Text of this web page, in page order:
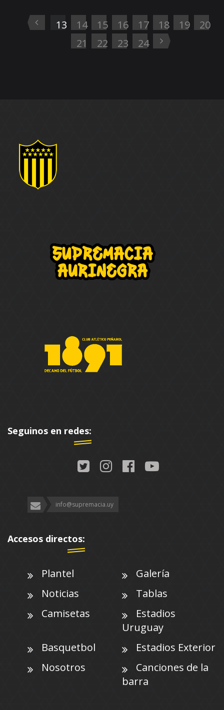
13 14 15 16 17 18 19
20
21
22 23 24
Seguinos en redes:
info@supremacia.uy
Accesos directos:
Plantel
Galería
Noticias
Tablas
Camisetas
Estadios
Uruguay
Basquetbol
Estadios Exterior
Nosotros
Canciones de la
barra